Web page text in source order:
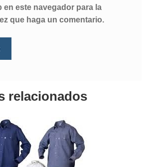
en este navegador para la
que haga un comentario.
relacionados